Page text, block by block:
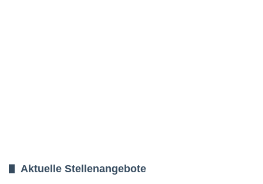
Aktuelle Stellenangebote